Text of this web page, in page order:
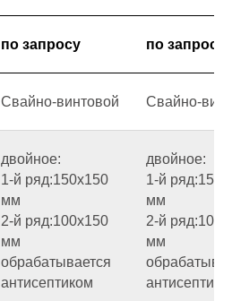
по запросу по запросу
Свайно-винтовой Свайно-
двойное:
1-й ряд:150х150
мм
2-й ряд:100х150
мм
обрабатывается
антисептиком
двойное:
1-й
мм
2-й
мм